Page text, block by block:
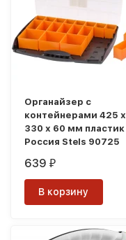
Органайзер с
контейнерами 425 х
330 х 60 мм пластик
Россия Stels 90725
639₽
В корзину